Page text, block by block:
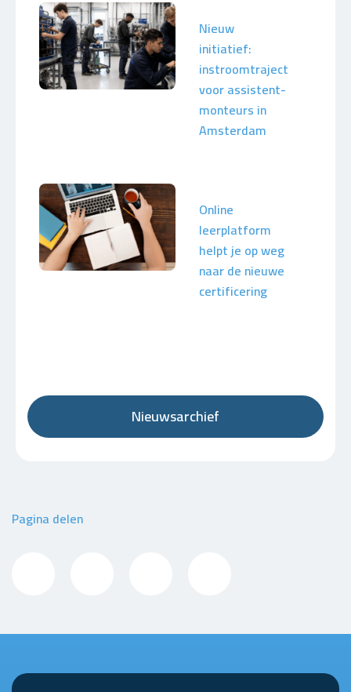
Nieuw
initiatief:
instroomtraject
voor assistent-
monteurs in
Amsterdam
Online
leerplatform
helpt je op weg
naar de nieuwe
certificering
Nieuwsarchief
Pagina delen